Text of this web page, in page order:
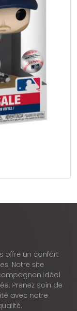
offre un confort
Notre site
idéal
Prenez soin de
avec notre